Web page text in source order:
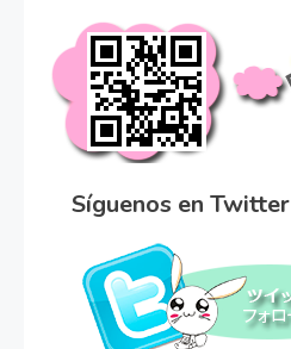
Síguenos en Twitter